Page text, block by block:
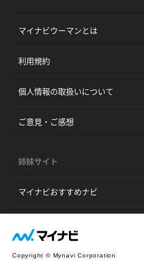
マイナビウーマンとは
利用規約
個人情報の取扱いについて
ご意見・ご感想
姉妹サイト
マイナビおすすめナビ
Copyright © Mynavi Corporation